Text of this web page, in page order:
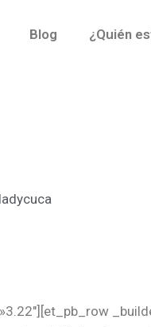
Blog ¿Quién
ladycuca